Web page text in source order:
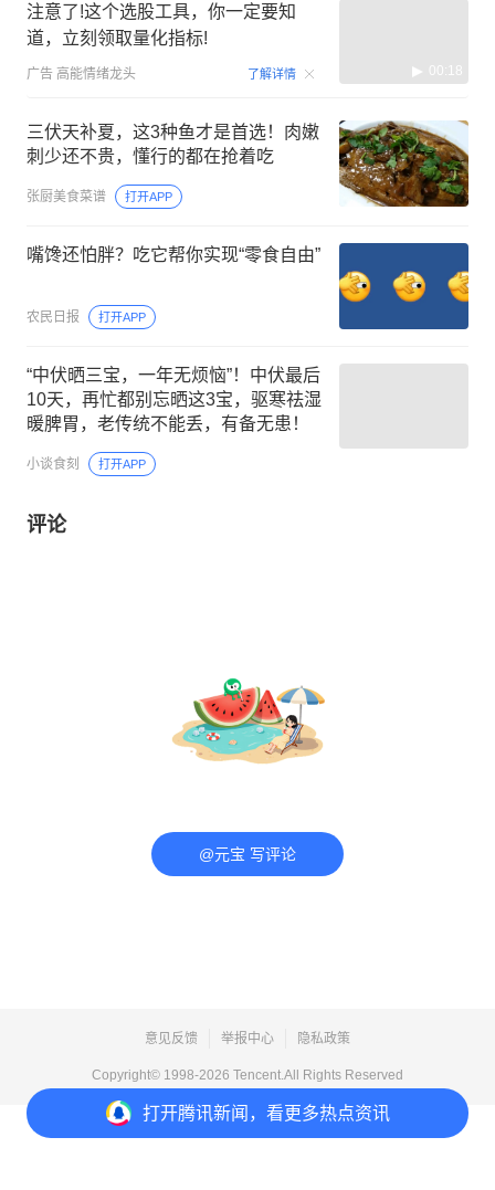
打开腾讯新闻，看更多热点资讯
注意了!这个选股工具，你一定要知
道，立刻领取量化指标!
广告 高能情绪龙头 了解详情 00:18
三伏天补夏，这3种鱼才是首选！肉嫩
刺少还不贵，懂行的都在抢着吃
张厨美食菜谱 打开APP
嘴馋还怕胖？吃它帮你实现“零食自由”
农民日报 打开APP
“中伏晒三宝，一年无烦恼”！中伏最后
10天，再忙都别忘晒这3宝，驱寒祛湿
暖脾胃，老传统不能丢，有备无患！
小谈食刻 打开APP
评论
@元宝 写评论
意见反馈 举报中心 隐私政策
Copyright© 1998-2026 Tencent.All Rights Reserved